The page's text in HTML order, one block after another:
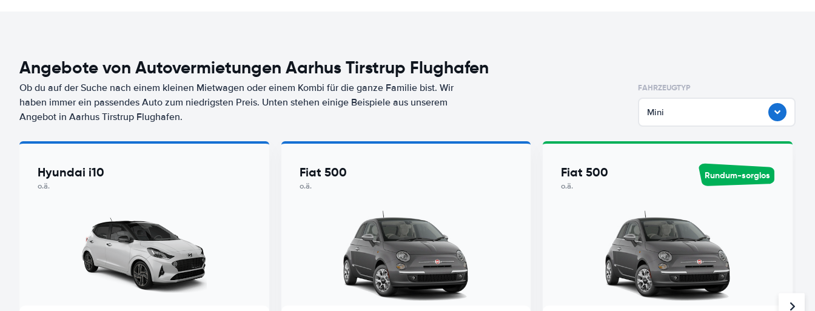
Angebote von Autovermietungen Aarhus Tirstrup Flughafen
Ob du auf der Suche nach einem kleinen Mietwagen oder einem Kombi für die ganze Familie bist. Wir
haben immer ein passendes Auto zum niedrigsten Preis. Unten stehen einige Beispiele aus unserem
Angebot in Aarhus Tirstrup Flughafen.
FAHRZEUGTYP
Mini
Hyundai i10
o.ä.
Fiat 500
o.ä.
Fiat 500
o.ä.
Rundum-sorglos